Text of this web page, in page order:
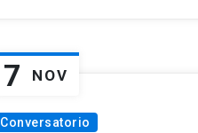
7 NOV
Conversatorio